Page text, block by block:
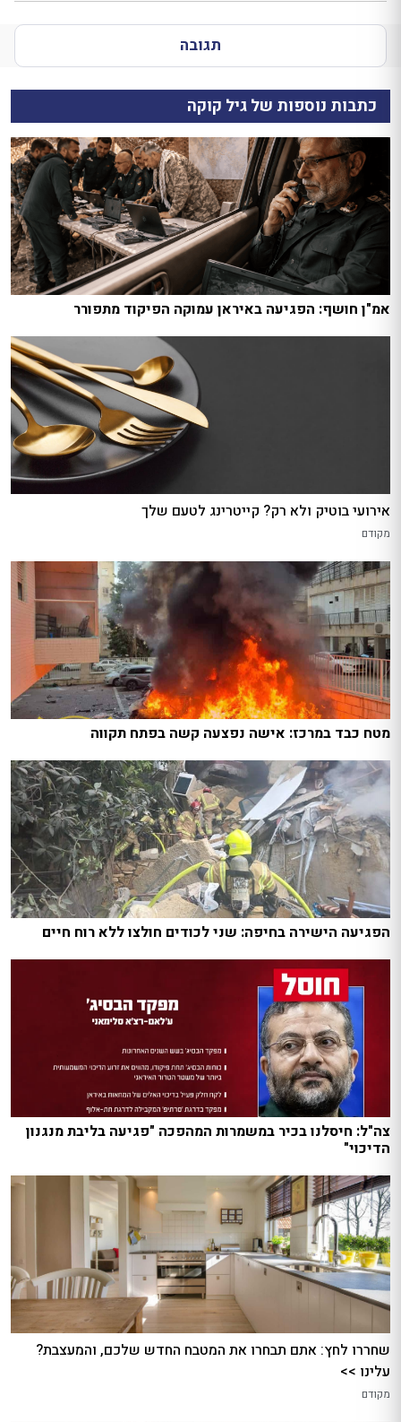
תגובה
כתבות נוספות של גיל קוקה
אמ"ן חושף: הפגיעה באיראן עמוקה הפיקוד מתפורר
אירועי בוטיק ולא רק? קייטרינג לטעם שלך
מקודם
מטח כבד במרכז: אישה נפצעה קשה בפתח תקווה
הפגיעה הישירה בחיפה: שני לכודים חולצו ללא רוח חיים
צה"ל: חיסלנו בכיר במשמרות המהפכה "פגיעה בליבת מנגנון
הדיכוי"
שחררו לחץ: אתם תבחרו את המטבח החדש שלכם, והמעצבת?
עלינו >>
מקודם